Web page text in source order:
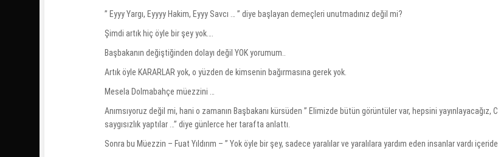
” Eyyy Yargı, Eyyyy Hakim, Eyyy Savcı … ” diye başlayan demeçleri unutmadınız değil mi?
Şimdi artık hiç öyle bir şey yok….
Başbakanın değiştiğinden dolayı değil YOK yorumum..
Artık öyle KARARLAR yok, o yüzden de kimsenin bağırmasına gerek yok.
Mesela Dolmabahçe müezzini …
Anımsıyoruz değil mi, hani o zamanın Başbakanı kürsüden ” Elimizde bütün görüntüler var, hepsini yayınlayacağız,
saygısızlık yaptılar …” diye günlerce her tarafta anlattı.
Sonra bu Müezzin – Fuat Yıldırım – ” Yok öyle bir şey, sadece yaralılar ve yaralılara yardım eden insanlar vardı